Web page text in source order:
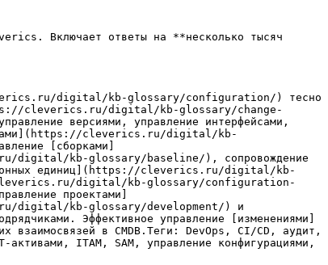
Включает ответы на **несколько тысяч
digital/kb-glossary/configuration/) тесно
cleverics.ru/digital/kb-glossary/change-
версиями, управление интерфейсами,
cleverics.ru/digital/kb-
[сборками]
digital/kb-glossary/baseline/), сопровождение
единиц](https://cleverics.ru/digital/kb-
digital/kb-glossary/configuration-
проектами]
digital/kb-glossary/development/) и
Эффективное управление [изменениями]
в CMDB.Теги: DevOps, CI/CD, аудит,
ITAM, SAM, управление конфигурациями,